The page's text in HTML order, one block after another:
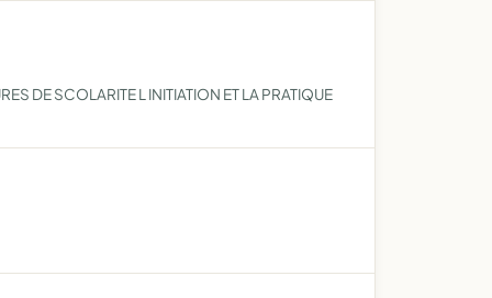
DE SCOLARITE L INITIATION ET LA PRATIQUE